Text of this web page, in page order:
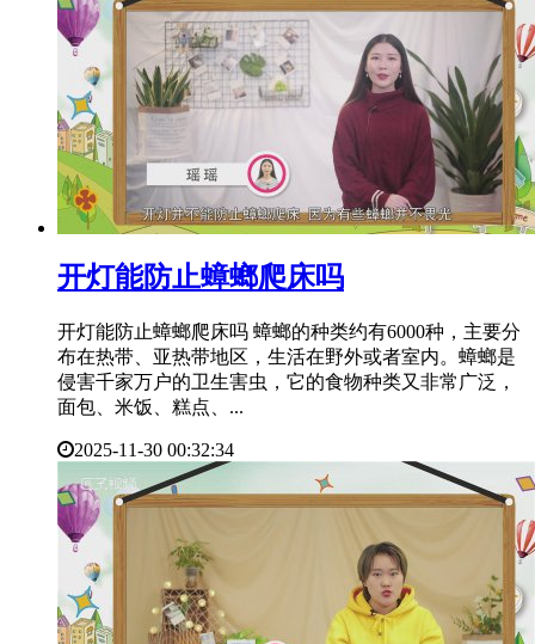
​开灯能防止蟑螂爬床吗
开灯能防止蟑螂爬床吗 蟑螂的种类约有6000种，主要分
布在热带、亚热带地区，生活在野外或者室内。蟑螂是
侵害千家万户的卫生害虫，它的食物种类又非常广泛，
面包、米饭、糕点、...
2025-11-30 00:32:34